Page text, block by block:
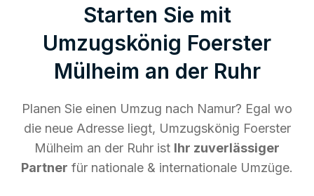
Starten Sie mit
Umzugskönig Foerster
Mülheim an der Ruhr
Planen Sie einen Umzug nach Namur? Egal wo
die neue Adresse liegt, Umzugskönig Foerster
Mülheim an der Ruhr ist Ihr zuverlässiger
Partner für nationale & internationale Umzüge.